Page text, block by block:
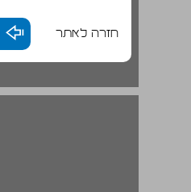
חזרה לאתר